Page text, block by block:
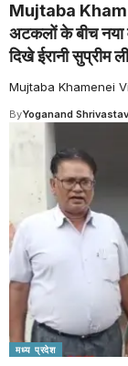
Mujtaba
अटकलों के बीच नया
दिखे ईरानी सुप्रीम
Mujtaba Khamenei
ByYoganand
मध्य प्रदेश